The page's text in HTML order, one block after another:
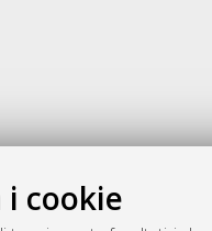
cookie